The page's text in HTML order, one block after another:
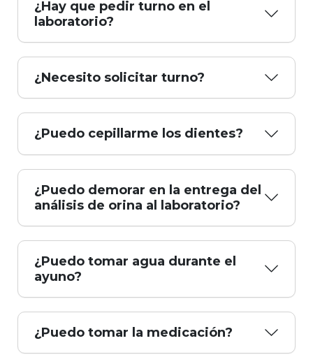
¿Hay que pedir turno en el
laboratorio?
¿Necesito solicitar turno?
¿Puedo cepillarme los dientes?
¿Puedo demorar en la entrega del
análisis de orina al laboratorio?
¿Puedo tomar agua durante el
ayuno?
¿Puedo tomar la medicación?